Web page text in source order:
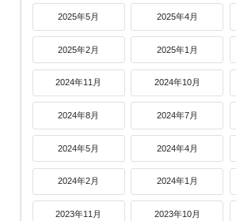
2025年5月 2025年4月
2025年2月 2025年1月
2024年11月 2024年10月
2024年8月 2024年7月
2024年5月 2024年4月
2024年2月 2024年1月
2023年11月 2023年10月